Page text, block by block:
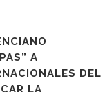
A
DEL
LA